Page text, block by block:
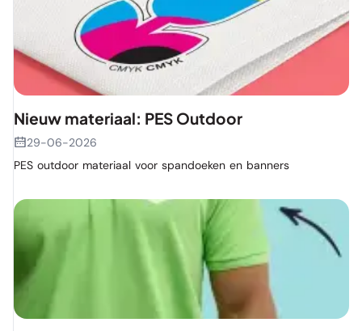
Nieuw materiaal: PES Outdoor
29-06-2026
PES outdoor materiaal voor spandoeken en banners